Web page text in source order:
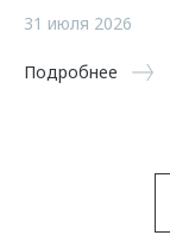
31 июля 2026
Подробнее